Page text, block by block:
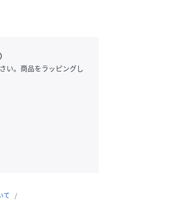
い。商品をラッピングし
て